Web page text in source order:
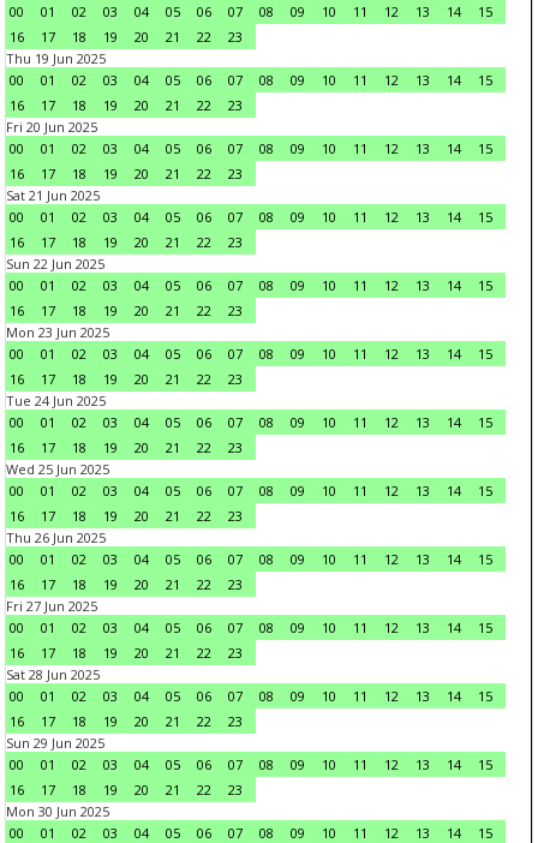
00
01 02 03 04 05 06 07 08 09 10 11 12 13 14
15
16
17 18 19 20 21 22
23
Thu 19 Jun 2025
00
01 02 03 04 05 06 07 08 09 10 11 12 13 14
15
16
17 18 19 20 21 22
23
Fri 20 Jun 2025
00
01 02 03 04 05 06 07 08 09 10 11 12 13 14
15
16
17 18 19 20 21 22
23
Sat 21 Jun 2025
00
01 02 03 04 05 06 07 08 09 10 11 12 13 14
15
16
17 18 19 20 21 22
23
Sun 22 Jun 2025
00
01 02 03 04 05 06 07 08 09 10 11 12 13 14
15
16
17 18 19 20 21 22
23
Mon 23 Jun 2025
00
01 02 03 04 05 06 07 08 09 10 11 12 13 14
15
16
17 18 19 20 21 22
23
Tue 24 Jun 2025
00
01 02 03 04 05 06 07 08 09 10 11 12 13 14
15
16
17 18 19 20 21 22
23
Wed 25 Jun 2025
00
01 02 03 04 05 06 07 08 09 10 11 12 13 14
15
16
17 18 19 20 21 22
23
Thu 26 Jun 2025
00
01 02 03 04 05 06 07 08 09 10 11 12 13 14
15
16
17 18 19 20 21 22
23
Fri 27 Jun 2025
00
01 02 03 04 05 06 07 08 09 10 11 12 13 14
15
16
17 18 19 20 21 22
23
Sat 28 Jun 2025
00
01 02 03 04 05 06 07 08 09 10 11 12 13 14
15
16
17 18 19 20 21 22
23
Sun 29 Jun 2025
00
01 02 03 04 05 06 07 08 09 10 11 12 13 14
15
16
17 18 19 20 21 22
23
Mon 30 Jun 2025
00
01 02 03 04 05 06 07 08 09 10 11 12 13 14 15